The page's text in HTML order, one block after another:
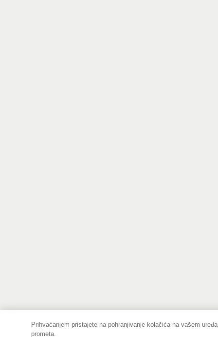
Prihvaćanjem pristajete na pohranjivanje kolačića na vašem
prometa.